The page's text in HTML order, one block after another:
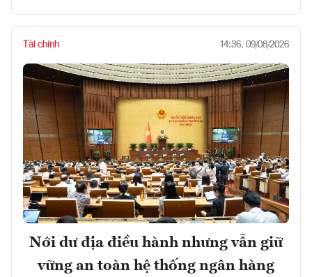
Tài chính 14:36, 09/08/2026
Nới dư địa điều hành nhưng vẫn giữ
vững an toàn hệ thống ngân hàng